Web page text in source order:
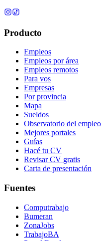
Producto
Empleos
Empleos por área
Empleos remotos
Para vos
Empresas
Por provincia
Mapa
Sueldos
Observatorio del empleo
Mejores portales
Guías
Hacé tu CV
Revisar CV gratis
Carta de presentación
Fuentes
Computrabajo
Bumeran
ZonaJobs
TrabajoBA